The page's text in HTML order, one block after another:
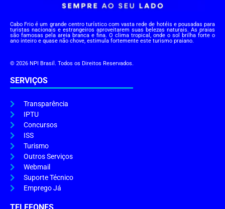
Cabo Frio é um grande centro turístico com vasta rede de hotéis e pousadas para
turistas nacionais e estrangeiros aproveitarem suas belezas naturais. As praias
são famosas pela areia branca e fina. O clima tropical, onde o sol brilha forte o
ano inteiro e quase não chove, estimula fortemente este turismo praiano.
© 2026 NPI Brasil. Todos os Direitos Reservados.
SERVIÇOS
Transparência
IPTU
Concursos
ISS
Turismo
Outros Serviços
Webmail
Suporte Técnico
Emprego Já